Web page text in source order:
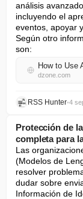
análisis
incluyendo el
eventos, apoyar
Según otro
son:
How to Use
dzone.com
RSS Hunter•4
Protección de
completa para
Las
(Modelos de
resolver
dudar sobre
Información de